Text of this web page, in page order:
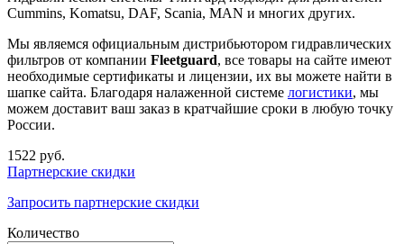
Cummins, Komatsu, DAF, Scania, MAN и многих других.
Мы являемся официальным дистрибьютором гидравлических
фильтров от компании Fleetguard, все товары на сайте имеют
необходимые сертификаты и лицензии, их вы можете найти в
шапке сайта. Благодаря налаженной системе логистики, мы
можем доставит ваш заказ в кратчайшие сроки в любую точку
России.
1522 руб.
Партнерские скидки
Запросить партнерские скидки
Количество